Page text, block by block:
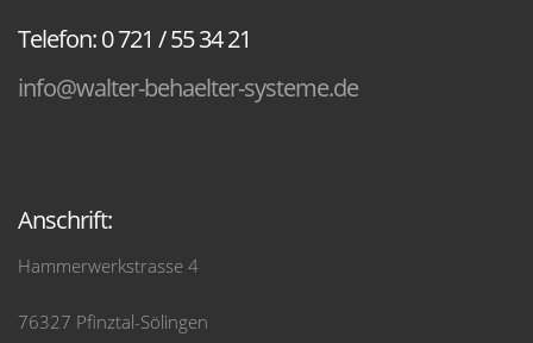
Telefon: 0 721 / 55 34 21
info@walter-behaelter-systeme.de
Anschrift:
Hammerwerkstrasse 4
76327 Pfinztal-Sölingen